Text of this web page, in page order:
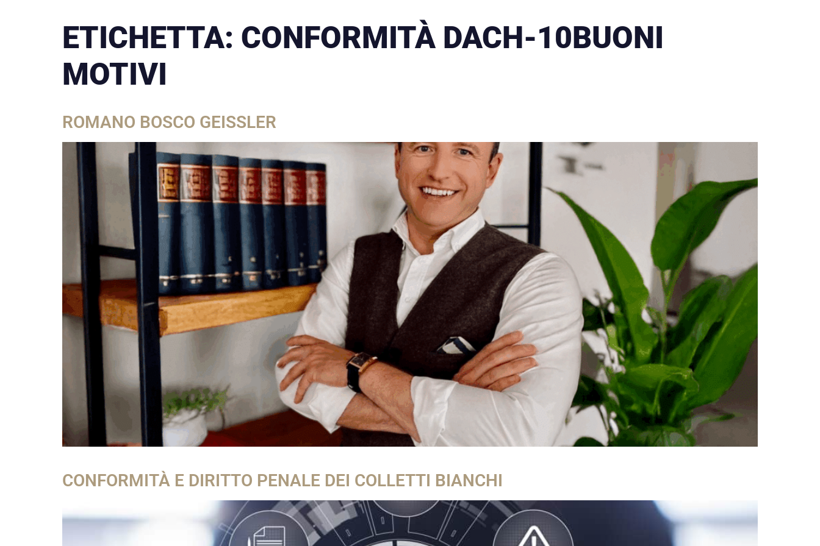
ETICHETTA: CONFORMITÀ DACH-10BUONI
MOTIVI
ROMANO BOSCO GEISSLER
CONFORMITÀ E DIRITTO PENALE DEI COLLETTI BIANCHI